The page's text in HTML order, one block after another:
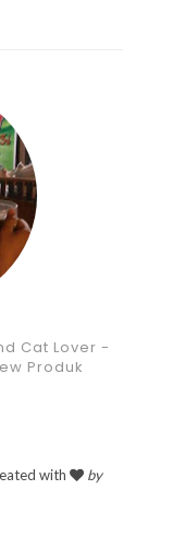
Cat Lover -
Produk
with
by